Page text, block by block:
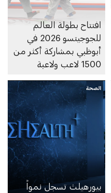
افتتاح بطولة العالم
للجوجيتسو 2026 في
أبوظبي بمشاركة أكثر من
1500 لاعب ولاعبة
الصحة
بيورهيلث تسجل نمواً